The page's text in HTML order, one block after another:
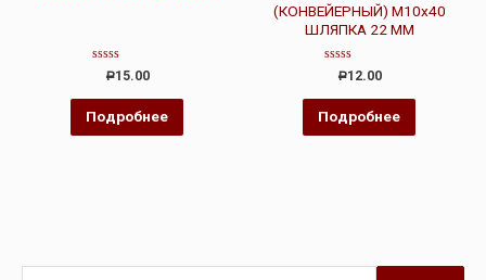
Оценка
из
5
Р15.00
Подробнее
(КОНВЕЙЕРНЫЙ) М10х40
ШЛЯПКА 22 ММ
Оценка
из
5
Р12.00
Подробнее